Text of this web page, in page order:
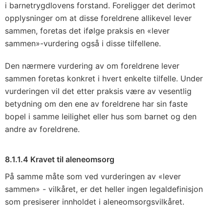
i barnetrygdlovens forstand. Foreligger det derimot
opplysninger om at disse foreldrene allikevel lever
sammen, foretas det ifølge praksis en «lever
sammen»-vurdering også i disse tilfellene.
Den nærmere vurdering av om foreldrene lever
sammen foretas konkret i hvert enkelte tilfelle. Under
vurderingen vil det etter praksis være av vesentlig
betydning om den ene av foreldrene har sin faste
bopel i samme leilighet eller hus som barnet og den
andre av foreldrene.
8.1.1.4 Kravet til aleneomsorg
På samme måte som ved vurderingen av «lever
sammen» - vilkåret, er det heller ingen legaldefinisjon
som presiserer innholdet i aleneomsorgsvilkåret.